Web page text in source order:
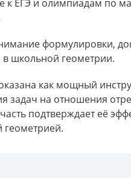
к ЕГЭ и олимпиадам по
формулировки,
школьной геометрии.
как мощный
задач на отношения
подтверждает её
геометрией.